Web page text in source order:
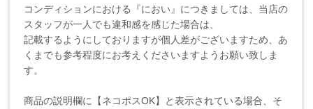
コンディションにおける『におい』につきましては、当店の
スタッフが一人でも違和感を感じた場合は、
記載するようにしておりますが個人差がございますため、あ
くまでも参考程度にお考えくださいますようお願い致しま
す。
商品の説明欄に【ネコポスOK】と表示されている場合、そ